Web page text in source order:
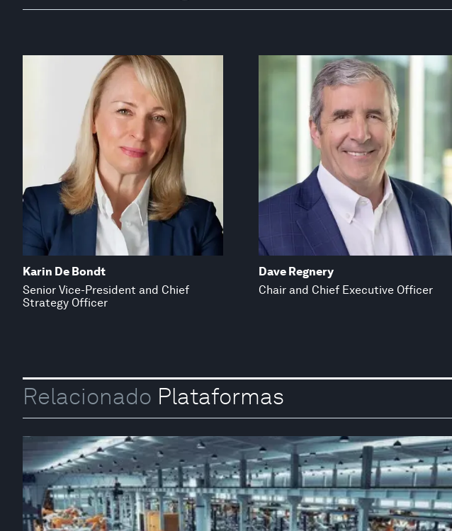
Karin De Bondt
Senior Vice-President and Chief
Strategy Officer
Dave Regnery
Chair and Chief Executive Officer
Relacionado Plataformas